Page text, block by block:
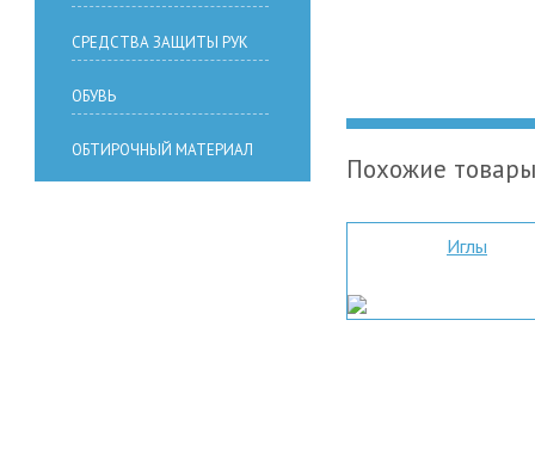
Похожие товары
Иглы
СРЕДСТВА ЗАЩИТЫ РУК
ОБУВЬ
ОБТИРОЧНЫЙ МАТЕРИАЛ